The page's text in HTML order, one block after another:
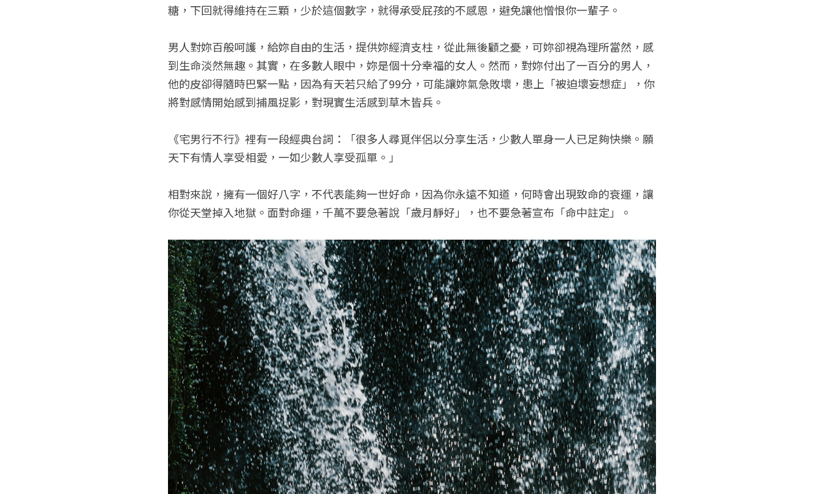
糖，下回就得維持在三顆，少於這個數字，就得承受屁孩的不感恩，避免讓他憎恨你一輩子。
男人對妳百般呵護，給妳自由的生活，提供妳經濟支柱，從此無後顧之憂，可妳卻視為理所當然，感
到生命淡然無趣。其實，在多數人眼中，妳是個十分幸福的女人。然而，對妳付出了一百分的男人，
他的皮卻得隨時巴緊一點，因為有天若只給了99分，可能讓妳氣急敗壞，患上「被迫壞妄想症」，你
將對感情開始感到捕風捉影，對現實生活感到草木皆兵。
《宅男行不行》裡有一段經典台詞：「很多人尋覓伴侶以分享生活，少數人單身一人已足夠快樂。願
天下有情人享受相愛，一如少數人享受孤單。」
相對來說，擁有一個好八字，不代表能夠一世好命，因為你永遠不知道，何時會出現致命的衰運，讓
你從天堂掉入地獄。面對命運，千萬不要急著說「歲月靜好」，也不要急著宣布「命中註定」。